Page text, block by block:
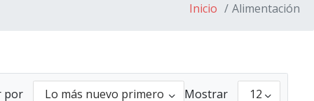
Inicio Alimentación
por Mostrar